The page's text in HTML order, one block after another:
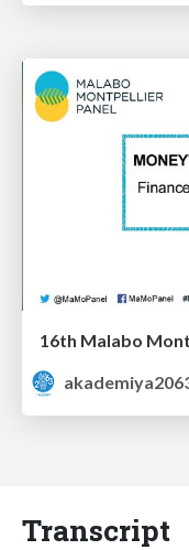
16th Malabo
Transcript